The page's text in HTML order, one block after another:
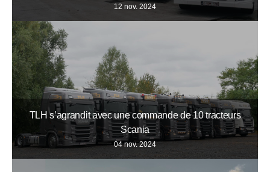
12 nov. 2024
TLH s’agrandit avec une commande de 10 tracteurs
Scania
04 nov. 2024